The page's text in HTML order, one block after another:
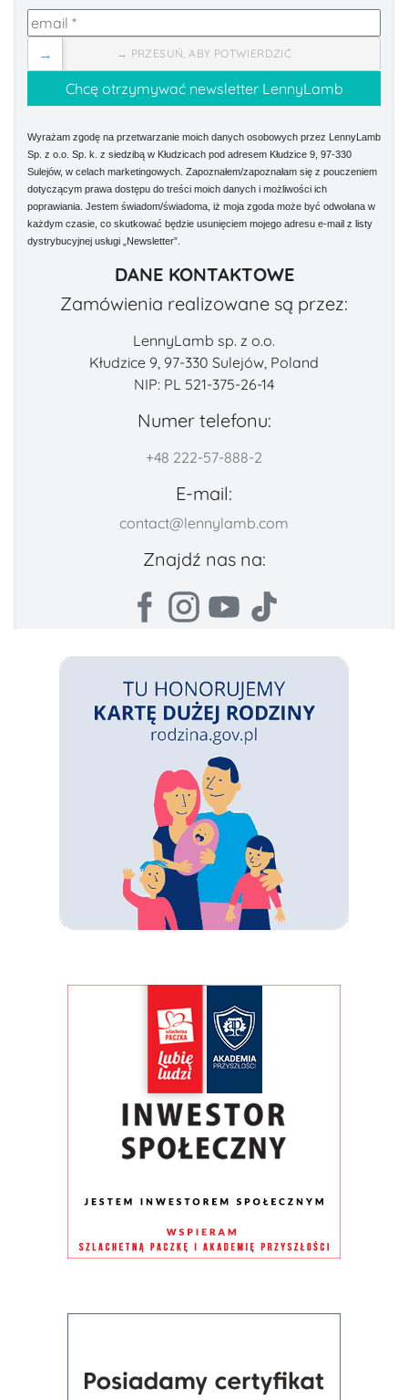
→ PRZESUŃ, ABY POTWIERDZIĆ
→
Wyrażam zgodę na przetwarzanie moich danych osobowych przez LennyLamb
Sp. z o.o. Sp. k. z siedzibą w Kłudzicach pod adresem Kłudzice 9, 97-330
Sulejów, w celach marketingowych. Zapoznałem/zapoznałam się z pouczeniem
dotyczącym prawa dostępu do treści moich danych i możliwości ich
poprawiania. Jestem świadom/świadoma, iż moja zgoda może być odwołana w
każdym czasie, co skutkować będzie usunięciem mojego adresu e-mail z listy
dystrybucyjnej usługi „Newsletter”.
DANE KONTAKTOWE
Zamówienia realizowane są przez:
LennyLamb sp. z o.o.
Kłudzice 9, 97-330 Sulejów, Poland
NIP: PL 521-375-26-14
Numer telefonu:
+48 222-57-888-2
E-mail:
contact@lennylamb.com
Znajdź nas na: